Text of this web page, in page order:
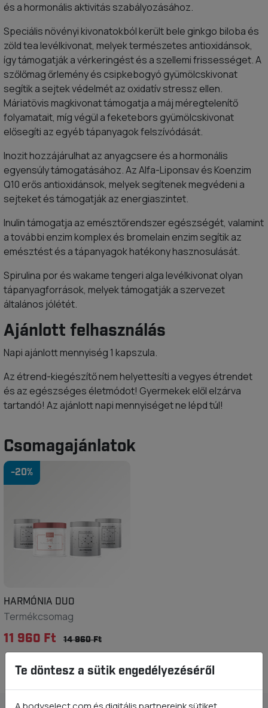
és a hormonális aktivitás szabályozásához.
Speciális növényi kivonatokból került bele ginkgo biloba és
zöld tea levélkivonat, melyek természetes antioxidánsok,
így támogatják a vérkeringést és a szellemi frissességet. A
szőlőmag őrlemény és csipkebogyó gyümölcskivonat
segítik a sejtek védelmét az oxidatív stressz ellen.
Máriatövis magkivonat támogatja a máj méregtelenítő
folyamatait, míg végül a feketebors gyümölcskivonat
elősegíti az egyéb tápanyagok felszívódását.
Inozit hozzájárulhat az anyagcsere és a hormonális
egyensúly támogatásához. Az Alfa-Liponsav és Koenzim
Q10 erős antioxidánsok, melyek segítenek megvédeni a
sejteket és támogatják az energiaszintet.
Inulin támogatja az emésztőrendszer egészségét, valamint
a további enzim komplex és bromelain enzim segítik az
emésztést és a tápanyagok hatékony hasznosulását.
Spirulina por és wakame tengeri alga levélkivonat olyan
tápanyagforrások, melyek támogatják a szervezet
általános jólétét.
Ajánlott felhasználás
Napi ajánlott mennyiség 1 kapszula.
Az étrend-kiegészítő nem helyettesíti a vegyes étrendet
és az egészséges életmódot! Gyermekek elől elzárva
tartandó! Az ajánlott napi mennyiséget ne lépd túl!
Csomagajánlatok
-20%
HARMÓNIA DUO
Termékcsomag
11 960 Ft 14 960 Ft
Te döntesz a sütik engedélyezéséről